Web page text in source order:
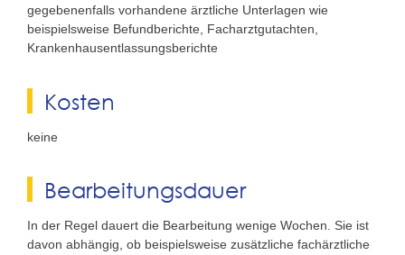
gegebenenfalls vorhandene ärztliche Unterlagen wie
beispielsweise Befundberichte, Facharztgutachten,
Krankenhausentlassungsberichte
Kosten
keine
Bearbeitungsdauer
In der Regel dauert die Bearbeitung wenige Wochen. Sie ist
davon abhängig, ob beispielsweise zusätzliche fachärztliche